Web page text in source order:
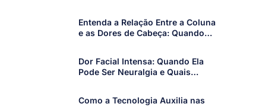
Entenda a Relação Entre a Coluna
e as Dores de Cabeça: Quando
Dor Facial Intensa: Quando Ela
Pode Ser Neuralgia e Quais
Como a Tecnologia Auxilia nas